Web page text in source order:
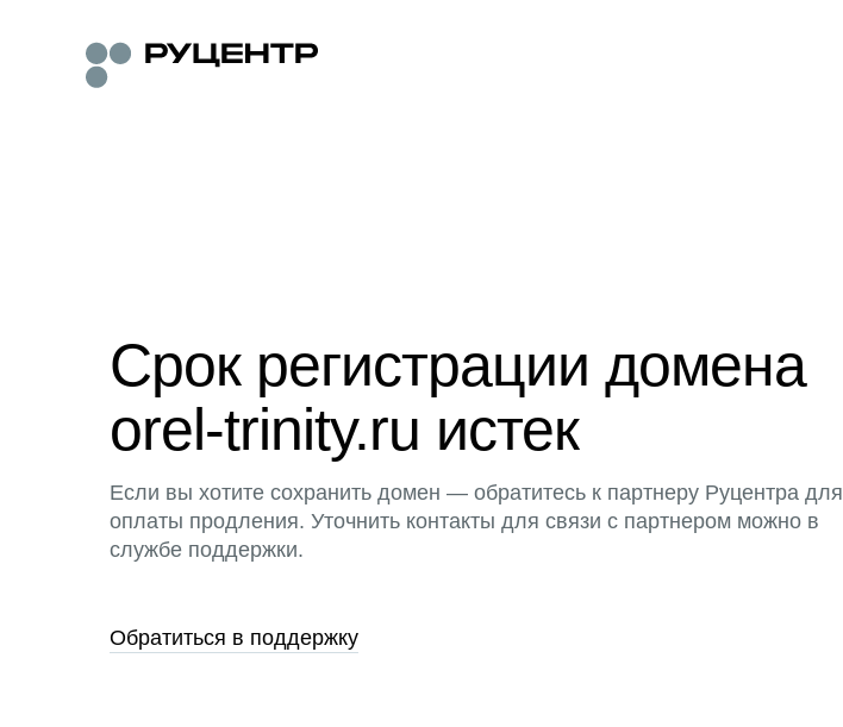
Срок регистрации домена
orel-trinity.ru истек
Если вы хотите сохранить домен — обратитесь к партнеру Руцентра для
оплаты продления. Уточнить контакты для связи с партнером можно в
службе поддержки.
Обратиться в поддержку